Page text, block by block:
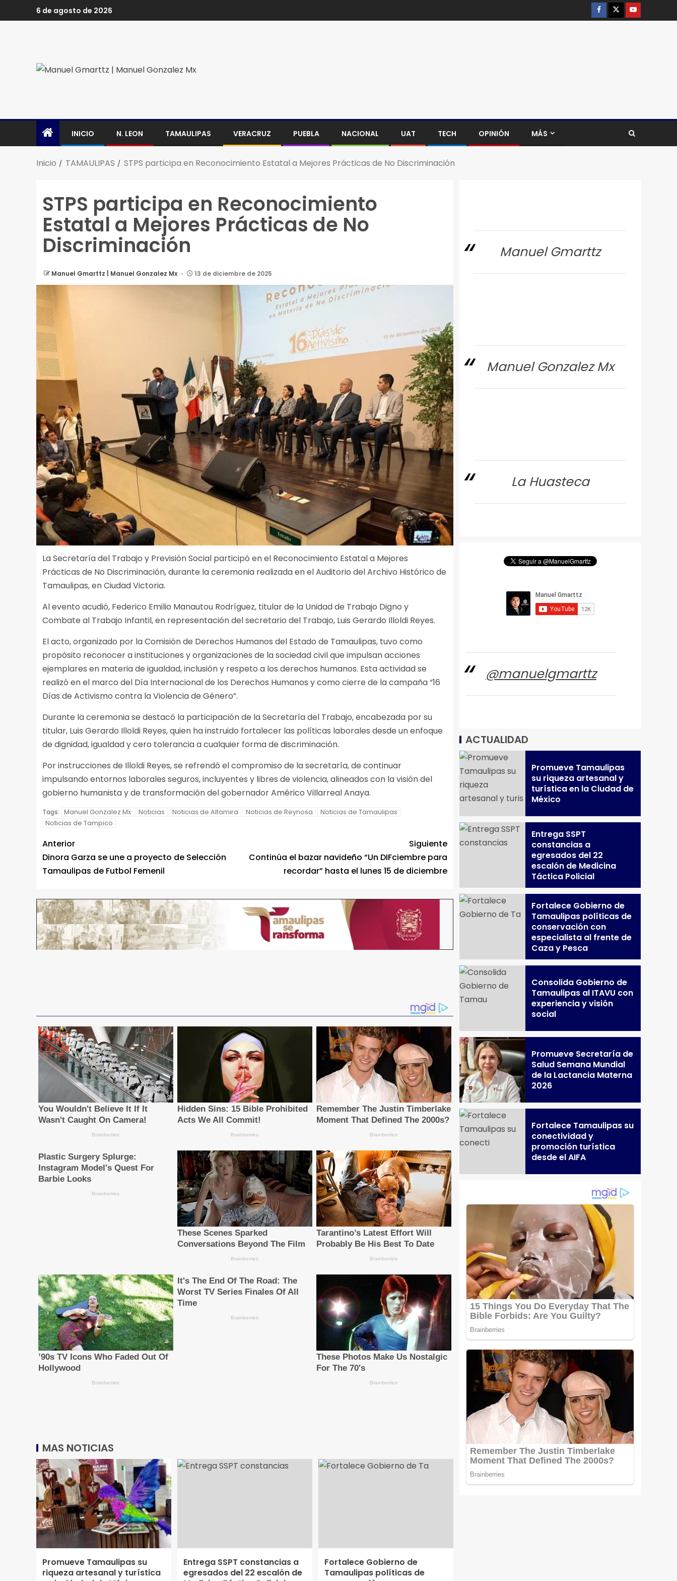
6 de agosto de 2026
INICIO N. LEON TAMAULIPAS VERACRUZ PUEBLA NACIONAL UAT TECH OPINIÓN MÁS
Inicio TAMAULIPAS STPS participa en Reconocimiento Estatal a Mejores Prácticas de No Discriminación
STPS participa en Reconocimiento
Estatal a Mejores Prácticas de No
Discriminación
Manuel Gmarttz | Manuel Gonzalez Mx 13 de diciembre de 2025
La Secretaría del Trabajo y Previsión Social participó en el Reconocimiento Estatal a Mejores
Prácticas de No Discriminación, durante la ceremonia realizada en el Auditorio del Archivo Histórico de
Tamaulipas, en Ciudad Victoria.
Al evento acudió, Federico Emilio Manautou Rodríguez, titular de la Unidad de Trabajo Digno y
Combate al Trabajo Infantil, en representación del secretario del Trabajo, Luis Gerardo Illoldi Reyes.
El acto, organizado por la Comisión de Derechos Humanos del Estado de Tamaulipas, tuvo como
propósito reconocer a instituciones y organizaciones de la sociedad civil que impulsan acciones
ejemplares en materia de igualdad, inclusión y respeto a los derechos humanos. Esta actividad se
realizó en el marco del Día Internacional de los Derechos Humanos y como cierre de la campaña “16
Días de Activismo contra la Violencia de Género”.
Durante la ceremonia se destacó la participación de la Secretaría del Trabajo, encabezada por su
titular, Luis Gerardo Illoldi Reyes, quien ha instruido fortalecer las políticas laborales desde un enfoque
de dignidad, igualdad y cero tolerancia a cualquier forma de discriminación.
Por instrucciones de Illoldi Reyes, se refrendó el compromiso de la secretaría, de continuar
impulsando entornos laborales seguros, incluyentes y libres de violencia, alineados con la visión del
gobierno humanista y de transformación del gobernador Américo Villarreal Anaya.
Tags: Manuel Gonzalez Mx Noticias Noticias de Altamira Noticias de Reynosa
Noticias de Tamaulipas
Noticias de Tampico
Anterior
Dinora Garza se une a proyecto de Selección
Tamaulipas de Futbol Femenil
Siguiente
Continúa el bazar navideño “Un DIFciembre para
recordar” hasta el lunes 15 de diciembre
MAS NOTICIAS
Promueve Tamaulipas su
riqueza artesanal y turística
Entrega SSPT constancias a
egresados del 22 escalón de
Fortalece Gobierno de
Tamaulipas políticas de
Manuel Gmarttz
Manuel Gonzalez Mx
La Huasteca
@manuelgmarttz
ACTUALIDAD
Promueve Tamaulipas
su riqueza artesanal y
turística en la Ciudad de
México
Entrega SSPT
constancias a
egresados del 22
escalón de Medicina
Táctica Policial
Fortalece Gobierno de
Tamaulipas políticas de
conservación con
especialista al frente de
Caza y Pesca
Consolida Gobierno de
Tamaulipas al ITAVU con
experiencia y visión
social
Promueve Secretaría de
Salud Semana Mundial
de la Lactancia Materna
2026
Fortalece Tamaulipas su
conectividad y
promoción turística
desde el AIFA